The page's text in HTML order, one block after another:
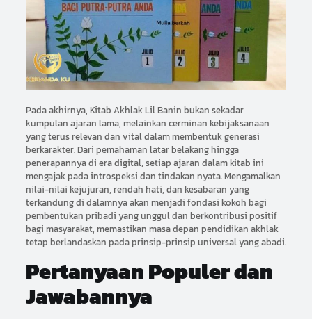
Pada akhirnya, Kitab Akhlak Lil Banin bukan sekadar
kumpulan ajaran lama, melainkan cerminan kebijaksanaan
yang terus relevan dan vital dalam membentuk generasi
berkarakter. Dari pemahaman latar belakang hingga
penerapannya di era digital, setiap ajaran dalam kitab ini
mengajak pada introspeksi dan tindakan nyata. Mengamalkan
nilai-nilai kejujuran, rendah hati, dan kesabaran yang
terkandung di dalamnya akan menjadi fondasi kokoh bagi
pembentukan pribadi yang unggul dan berkontribusi positif
bagi masyarakat, memastikan masa depan pendidikan akhlak
tetap berlandaskan pada prinsip-prinsip universal yang abadi.
Pertanyaan Populer dan
Jawabannya